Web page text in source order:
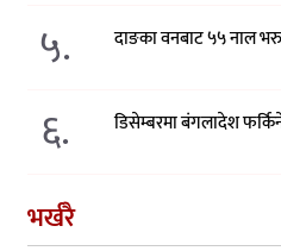
५. दाङका वनबाट ५५ नाल
६. डिसेम्बरमा बंगलादेश
भर्खरै